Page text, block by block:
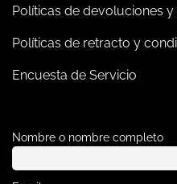
Políticas de devoluciones y
Políticas de retracto y
Encuesta de Servicio
Nombre o nombre completo